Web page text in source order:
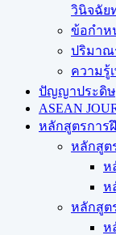
วินิจฉัย
ข้อกำห
ปริมาณ
ความรู้
ปัญญาประดิ
ASEAN
หลักสูตรการ
หลักสูต
ห
ห
หลักสูต
ห